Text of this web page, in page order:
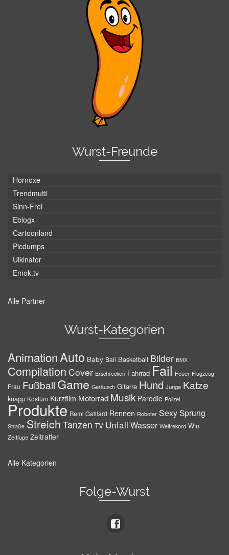
Wurst-Freunde
Hornoxe
Trendmutti
Sinn-Frei
Eblogx
Cartoonland
Picdumps
Ulkinator
Emok.tv
Alle Partner
Wurst-Kategorien
AnimationAuto Baby Ball Basketball Bilder BMX
Compilation Cover Erschrecken Fahrrad Fail Feuer Flugzeug
Frau Fußball Game Geräusch Gitarre Hund Junge Katze
knapp Kostüm Kurzfilm Motorrad Musik Parodie Polizei
Produkte Remi Gaillard Rennen Roboter SexySprung
Straße Streich Tanzen TV Unfall Wasser Weltrekord Win
Zeitlupe Zeitraffer
Alle Kategorien
Folge-Wurst